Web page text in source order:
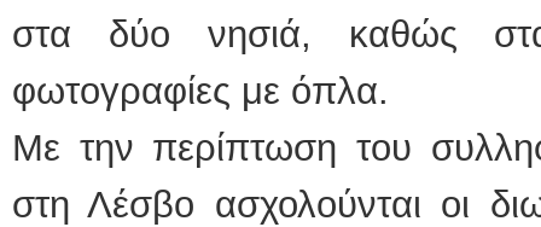
στα δύο νησιά, καθώς
φωτογραφίες με όπλα.
Με την περίπτωση του
στη Λέσβο ασχολούνται οι